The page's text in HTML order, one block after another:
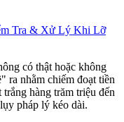
Tra & Xử Lý Khi Lỡ
có thật hoặc không
ra nhằm chiếm đoạt tiền
hàng trăm triệu đến
pháp lý kéo dài.